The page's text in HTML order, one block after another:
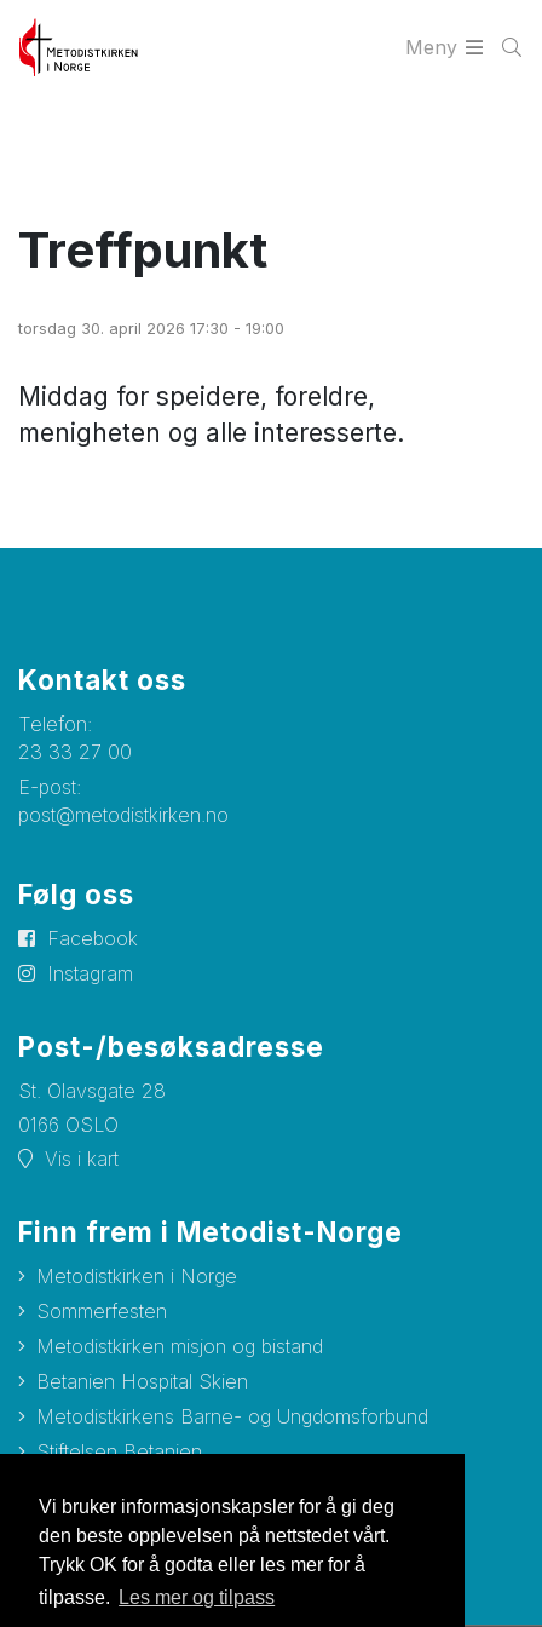
Vi bruker informasjonskapsler for å gi deg
den beste opplevelsen på nettstedet vårt.
Trykk OK for å godta eller les mer for å
tilpasse.
Les mer og tilpass
Meny
Treffpunkt
torsdag 30. april 2026 17:30 - 19:00
Middag for speidere, foreldre,
menigheten og alle interesserte.
Kontakt oss
Telefon:
23 33 27 00
E-post:
post@metodistkirken.no
Følg oss
Facebook
Instagram
Post-/besøksadresse
St. Olavsgate 28
0166 OSLO
Vis i kart
Finn frem i Metodist-Norge
Metodistkirken i Norge
Sommerfesten
Metodistkirken misjon og bistand
Betanien Hospital Skien
Metodistkirkens Barne- og Ungdomsforbund
Stiftelsen Betanien